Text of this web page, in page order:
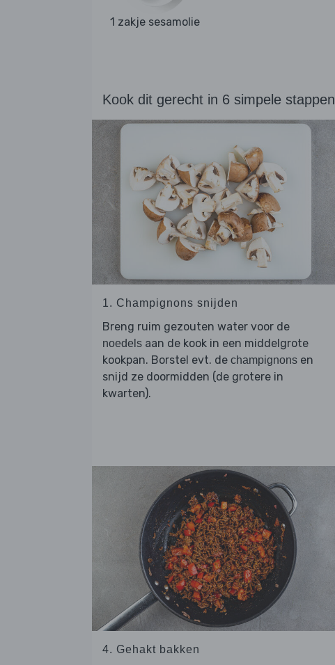
1 zakje sesamolie
Kook dit gerecht in 6 simpele stappen
1. Champignons snijden
Breng ruim gezouten water voor de
noedels aan de kook in een middelgrote
kookpan. Borstel evt. de champignons en
snijd ze doormidden (de grotere in
kwarten).
4. Gehakt bakken